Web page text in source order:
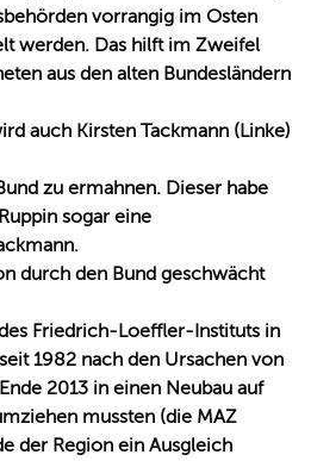
vorrangig im Osten
werden. Das hilft im Zweifel
aus den alten Bundesländern
auch Kirsten Tackmann (Linke)
zu ermahnen. Dieser habe
sogar eine
durch den Bund geschwächt
Friedrich-Loeffler-Instituts in
1982 nach den Ursachen von
2013 in einen Neubau auf
mussten (die MAZ
der Region ein Ausgleich